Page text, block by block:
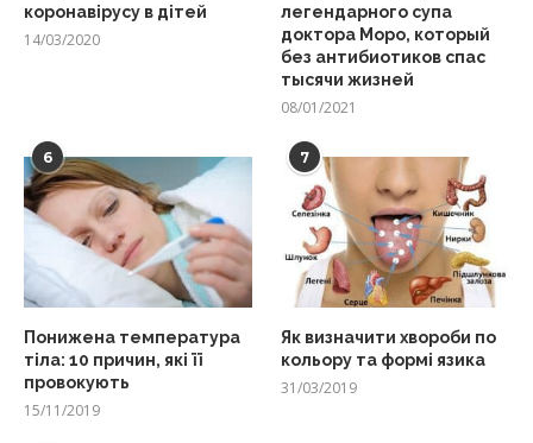
коронавірусу в дітей
14/03/2020
легендарного супа
доктора Моро, который
без антибиотиков спас
тысячи жизней
08/01/2021
6
Понижена температура
тіла: 10 причин, які її
провокують
15/11/2019
7
Як визначити хвороби по
кольору та формі язика
31/03/2019